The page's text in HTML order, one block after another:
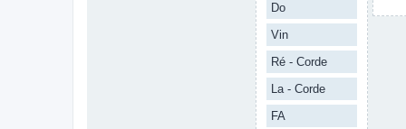
Do
Vin
Ré - Corde
La - Corde
FA